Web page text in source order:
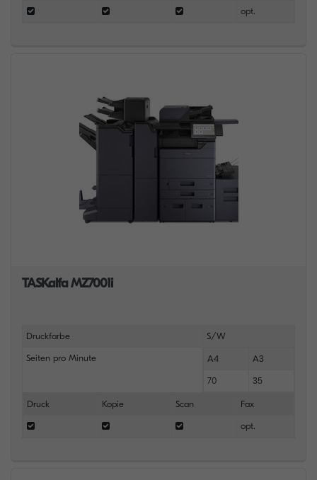
opt.
TASKalfa MZ7001i
Druckfarbe S/W
Seiten pro Minute A4 A3
70 35
Druck Kopie Scan Fax
opt.